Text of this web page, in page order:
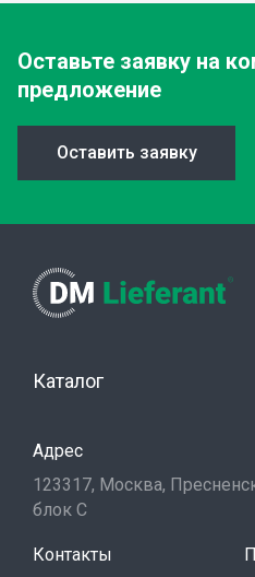
Оставьте заявку на
предложение
Оставить заявку
Каталог
Адрес
123317, Москва,
блок С
Контакты